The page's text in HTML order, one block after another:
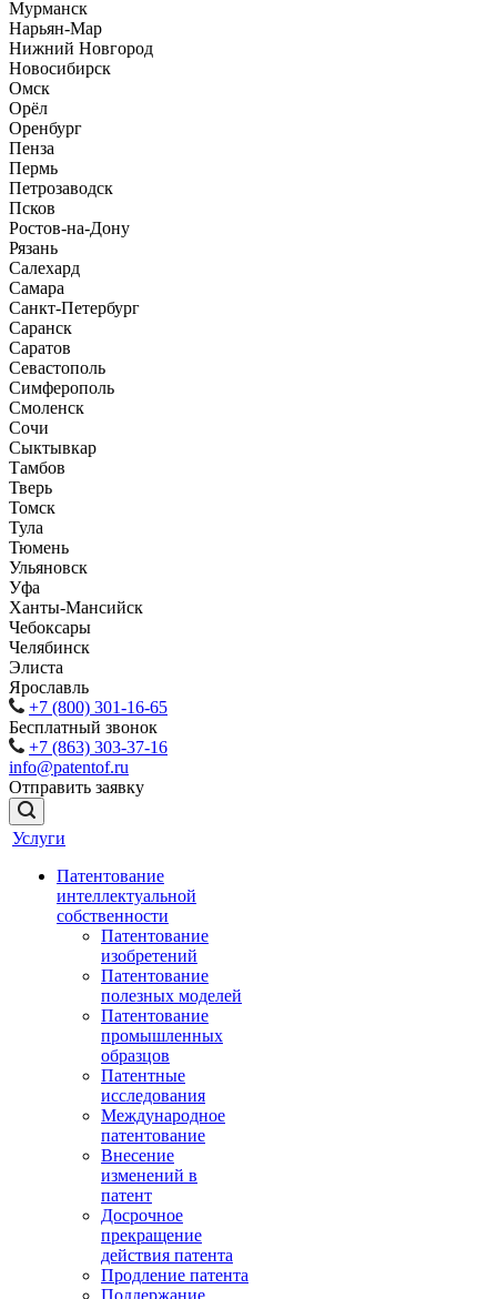
Мурманск
Нарьян-Мар
Нижний Новгород
Новосибирск
Омск
Орёл
Оренбург
Пенза
Пермь
Петрозаводск
Псков
Ростов-на-Дону
Рязань
Салехард
Самара
Санкт-Петербург
Саранск
Саратов
Севастополь
Симферополь
Смоленск
Сочи
Сыктывкар
Тамбов
Тверь
Томск
Тула
Тюмень
Ульяновск
Уфа
Ханты-Мансийск
Чебоксары
Челябинск
Элиста
Ярославль
+7 (800) 301-16-65
Бесплатный звонок
+7 (863) 303-37-16
info@patentof.ru
Отправить заявку
Услуги
Патентование
интеллектуальной
собственности
Патентование
изобретений
Патентование
полезных моделей
Патентование
промышленных
образцов
Патентные
исследования
Международное
патентование
Внесение
изменений в
патент
Досрочное
прекращение
действия патента
Продление патента
Поддержание